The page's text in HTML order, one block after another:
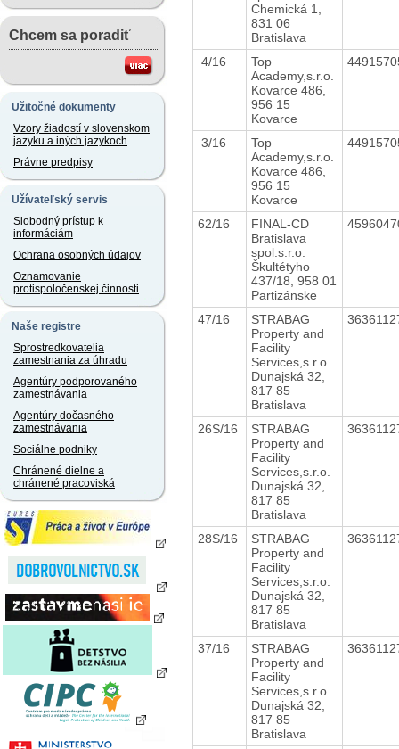
Chcem sa poradiť
Užitočné dokumenty
Vzory žiadostí v slovenskom
jazyku a iných jazykoch
Právne predpisy
Užívateľský servis
Slobodný prístup k
informáciám
Ochrana osobných údajov
Oznamovanie
protispoločenskej činnosti
Naše registre
Sprostredkovatelia
zamestnania za úhradu
Agentúry podporovaného
zamestnávania
Agentúry dočasného
zamestnávania
Sociálne podniky
Chránené dielne a
chránené pracoviská
Chemická 1,
831 06
Bratislava
4/16
Top
Academy,s.r.o.
Kovarce 486,
956 15
Kovarce
3/16
Top
Academy,s.r.o.
Kovarce 486,
956 15
Kovarce
62/16
FINAL-CD
Bratislava
spol.s.r.o.
Škultétyho
437/18, 958 01
Partizánske
47/16
STRABAG
Property and
Facility
Services,s.r.o.
Dunajská 32,
817 85
Bratislava
26S/16
STRABAG
Property and
Facility
Services,s.r.o.
Dunajská 32,
817 85
Bratislava
28S/16
STRABAG
Property and
Facility
Services,s.r.o.
Dunajská 32,
817 85
Bratislava
37/16
STRABAG
Property and
Facility
Services,s.r.o.
Dunajská 32,
817 85
Bratislava